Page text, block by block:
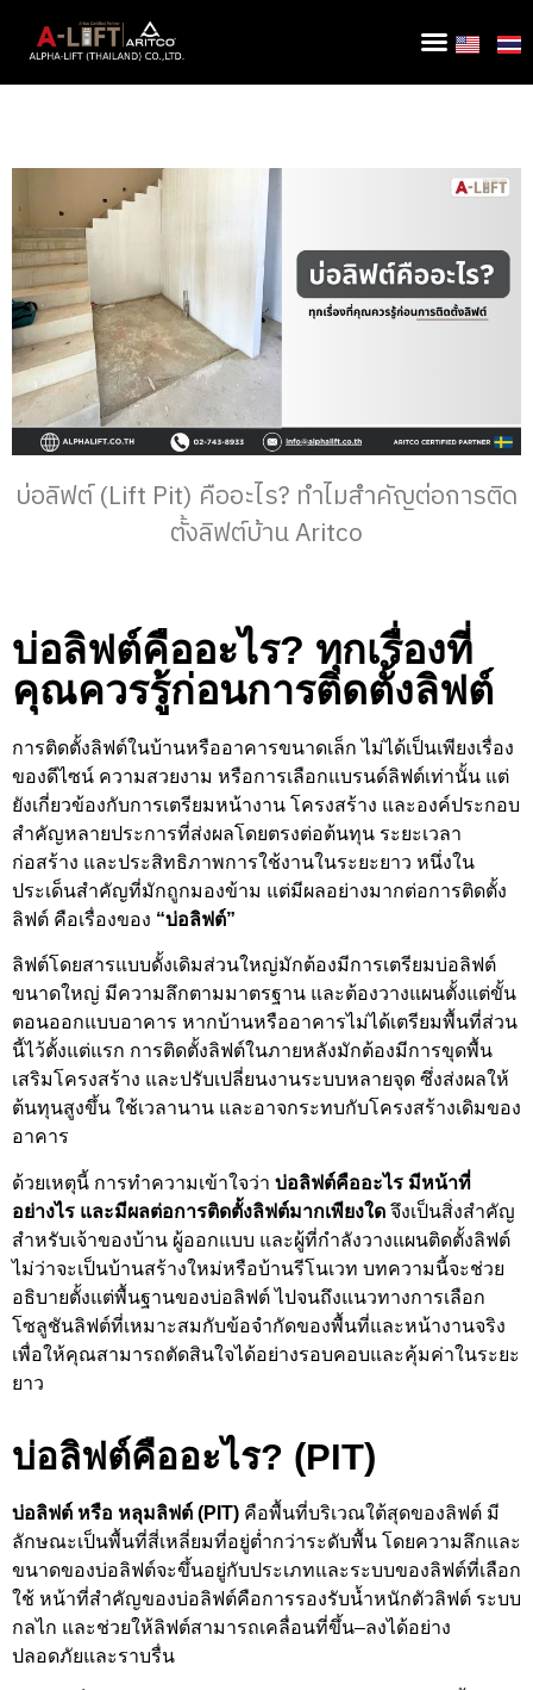
บ่อลิฟต์ (Lift Pit) คืออะไร? ทำไมสำคัญต่อการติด
ตั้งลิฟต์บ้าน Aritco
บ่อลิฟต์คืออะไร? ทุกเรื่องที่
คุณควรรู้ก่อนการติดตั้งลิฟต์
การติดตั้งลิฟต์ในบ้านหรืออาคารขนาดเล็ก ไม่ได้เป็นเพียงเรื่อง
ของดีไซน์ ความสวยงาม หรือการเลือกแบรนด์ลิฟต์เท่านั้น แต่
ยังเกี่ยวข้องกับการเตรียมหน้างาน โครงสร้าง และองค์ประกอบ
สำคัญหลายประการที่ส่งผลโดยตรงต่อต้นทุน ระยะเวลา
ก่อสร้าง และประสิทธิภาพการใช้งานในระยะยาว หนึ่งใน
ประเด็นสำคัญที่มักถูกมองข้าม แต่มีผลอย่างมากต่อการติดตั้ง
ลิฟต์ คือเรื่องของ “บ่อลิฟต์”
ลิฟต์โดยสารแบบดั้งเดิมส่วนใหญ่มักต้องมีการเตรียมบ่อลิฟต์
ขนาดใหญ่ มีความลึกตามมาตรฐาน และต้องวางแผนตั้งแต่ขั้น
ตอนออกแบบอาคาร หากบ้านหรืออาคารไม่ได้เตรียมพื้นที่ส่วน
นี้ไว้ตั้งแต่แรก การติดตั้งลิฟต์ในภายหลังมักต้องมีการขุดพื้น
เสริมโครงสร้าง และปรับเปลี่ยนงานระบบหลายจุด ซึ่งส่งผลให้
ต้นทุนสูงขึ้น ใช้เวลานาน และอาจกระทบกับโครงสร้างเดิมของ
อาคาร
ด้วยเหตุนี้ การทำความเข้าใจว่า บ่อลิฟต์คืออะไร มีหน้าที่
อย่างไร และมีผลต่อการติดตั้งลิฟต์มากเพียงใด จึงเป็นสิ่งสำคัญ
สำหรับเจ้าของบ้าน ผู้ออกแบบ และผู้ที่กำลังวางแผนติดตั้งลิฟต์
ไม่ว่าจะเป็นบ้านสร้างใหม่หรือบ้านรีโนเวท บทความนี้จะช่วย
อธิบายตั้งแต่พื้นฐานของบ่อลิฟต์ ไปจนถึงแนวทางการเลือก
โซลูชันลิฟต์ที่เหมาะสมกับข้อจำกัดของพื้นที่และหน้างานจริง
เพื่อให้คุณสามารถตัดสินใจได้อย่างรอบคอบและคุ้มค่าในระยะ
ยาว
บ่อลิฟต์คืออะไร? (PIT)
บ่อลิฟต์ หรือ หลุมลิฟต์ (PIT) คือพื้นที่บริเวณใต้สุดของลิฟต์ มี
ลักษณะเป็นพื้นที่สี่เหลี่ยมที่อยู่ต่ำกว่าระดับพื้น โดยความลึกและ
ขนาดของบ่อลิฟต์จะขึ้นอยู่กับประเภทและระบบของลิฟต์ที่เลือก
ใช้ หน้าที่สำคัญของบ่อลิฟต์คือการรองรับน้ำหนักตัวลิฟต์ ระบบ
กลไก และช่วยให้ลิฟต์สามารถเคลื่อนที่ขึ้น–ลงได้อย่าง
ปลอดภัยและราบรื่น